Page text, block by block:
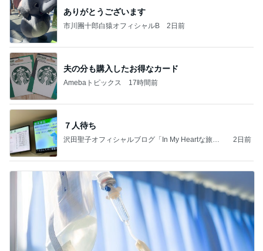
ありがとうございます
市川團十郎白猿オフィシャルB 2日前
夫の分も購入したお得なカード
Amebaトピックス 17時間前
７人待ち
沢田聖子オフィシャルブログ「In My Heartな旅日
2日前